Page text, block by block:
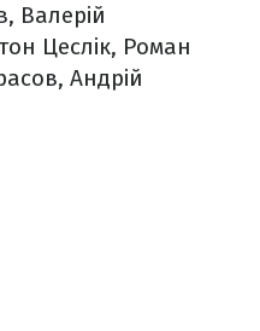
Валерій
Цеслік, Роман
Андрій